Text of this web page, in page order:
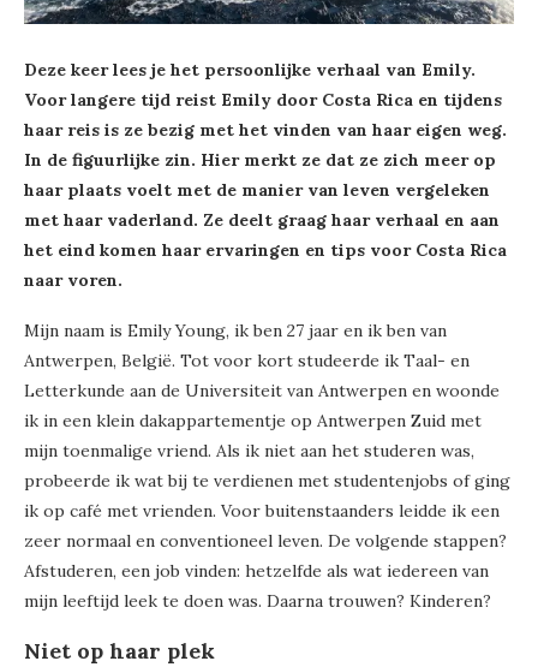
Deze keer lees je het persoonlijke verhaal van Emily.
Voor langere tijd reist Emily door Costa Rica en tijdens
haar reis is ze bezig met het vinden van haar eigen weg.
In de figuurlijke zin. Hier merkt ze dat ze zich meer op
haar plaats voelt met de manier van leven vergeleken
met haar vaderland. Ze deelt graag haar verhaal en aan
het eind komen haar ervaringen en tips voor Costa Rica
naar voren.
Mijn naam is Emily Young, ik ben 27 jaar en ik ben van
Antwerpen, België. Tot voor kort studeerde ik Taal- en
Letterkunde aan de Universiteit van Antwerpen en woonde
ik in een klein dakappartementje op Antwerpen Zuid met
mijn toenmalige vriend. Als ik niet aan het studeren was,
probeerde ik wat bij te verdienen met studentenjobs of ging
ik op café met vrienden. Voor buitenstaanders leidde ik een
zeer normaal en conventioneel leven. De volgende stappen?
Afstuderen, een job vinden: hetzelfde als wat iedereen van
mijn leeftijd leek te doen was. Daarna trouwen? Kinderen?
Niet op haar plek